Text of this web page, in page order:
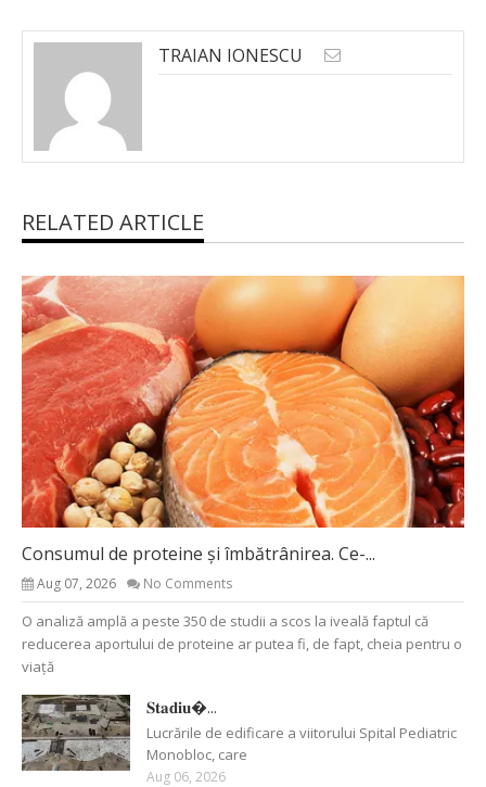
TRAIAN IONESCU
RELATED ARTICLE
Consumul de proteine și îmbătrânirea. Ce-...
Aug 07, 2026 No Comments
O analiză amplă a peste 350 de studii a scos la iveală faptul că
reducerea aportului de proteine ar putea fi, de fapt, cheia pentru o
viață
𝐒𝐭𝐚𝐝𝐢𝐮�...
Lucrările de edificare a viitorului Spital Pediatric
Monobloc, care
Aug 06, 2026